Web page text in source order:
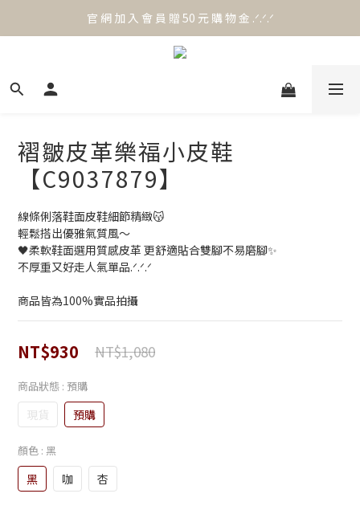
官 網 加 入 會 員 贈 50 元 購 物 金 .ᐟ.ᐟ.ᐟ
官 網 加 入 會 員 贈 50 元 購 物 金 .ᐟ.ᐟ.ᐟ
⟡.·*. 滿 NT.1000 免 運 費 ꔛ♡
褶皺皮革樂福小皮鞋
【C9037879】
線條俐落鞋面皮鞋細節精緻😽
輕鬆搭出優雅氣質風～
🖤柔軟鞋面選用質感皮革 更舒適貼合雙腳不易磨腳✨
不厚重又好走人氣單品.ᐟ.ᐟ.ᐟ
商品皆為100%實品拍攝
NT$930 NT$1,080
商品狀態 : 預購
現貨 預購
顏色 : 黑
黑 咖 杏